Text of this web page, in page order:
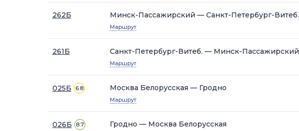
262Б Минск-Пассажирский — Санкт-Петербург-Витеб.
Маршрут
261Б Санкт-Петербург-Витеб. — Минск-Пассажирский
Маршрут
025Б 6.8 Москва Белорусская — Гродно
Маршрут
026Б 8.7 Гродно — Москва Белорусская